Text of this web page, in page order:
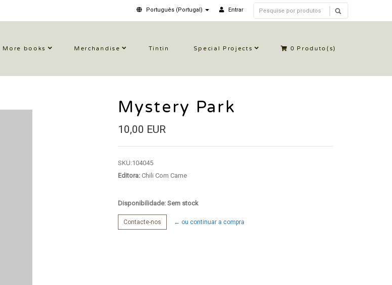
Português (Portugal) Entrar
More books Merchandise Tintin Special Projects 0 Produto(s)
Mystery Park
10,00 EUR
SKU:104045
Editora:Chili Com Carne
Disponibilidade: Sem stock
Contacte-nos ← ou continuar a compra